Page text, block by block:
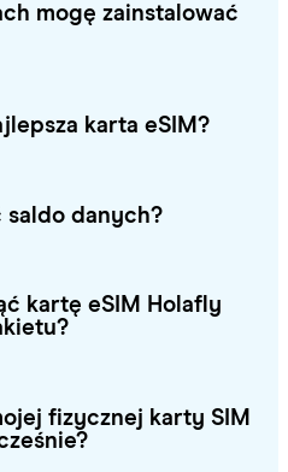
mogę zainstalować
karta eSIM?
saldo danych?
kartę eSIM Holafly
fizycznej karty SIM